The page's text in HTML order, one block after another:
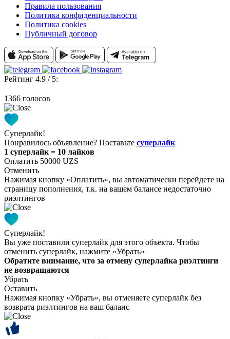
Правила пользования
Политика конфиденциальности
Политика cookies
Публичный договор
Рейтинг 4.9 / 5:
1366 голосов
Суперлайк!
Понравилось объявление? Поставьте суперлайк
1 суперлайк = 10 лайков
Оплатить 50000 UZS
Отменить
Нажимая кнопку «Оплатить», вы автоматически перейдете на
страницу пополнения, т.к. на вашем балансе недостаточно
риэлтингов
Суперлайк!
Вы уже поставили суперлайк для этого объекта. Чтобы
отменить суперлайк, нажмите «Убрать»
Обратите внимание, что за отмену суперлайка риэлтинги
не возвращаются
Убрать
Оставить
Нажимая кнопку «Убрать», вы отменяете суперлайк без
возврата риэлтингов на ваш баланс